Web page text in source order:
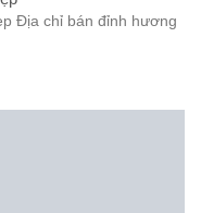
Địa chỉ bán đỉnh hương